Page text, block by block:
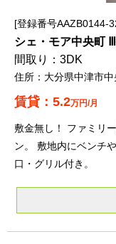
登録番号AAZB0144-
シェ・モア中央町
3DK
大分県中津市
5.2万円/月
敷金無し！ ファミリ
ン。 敷地内にベンチ
口・グリル付き。